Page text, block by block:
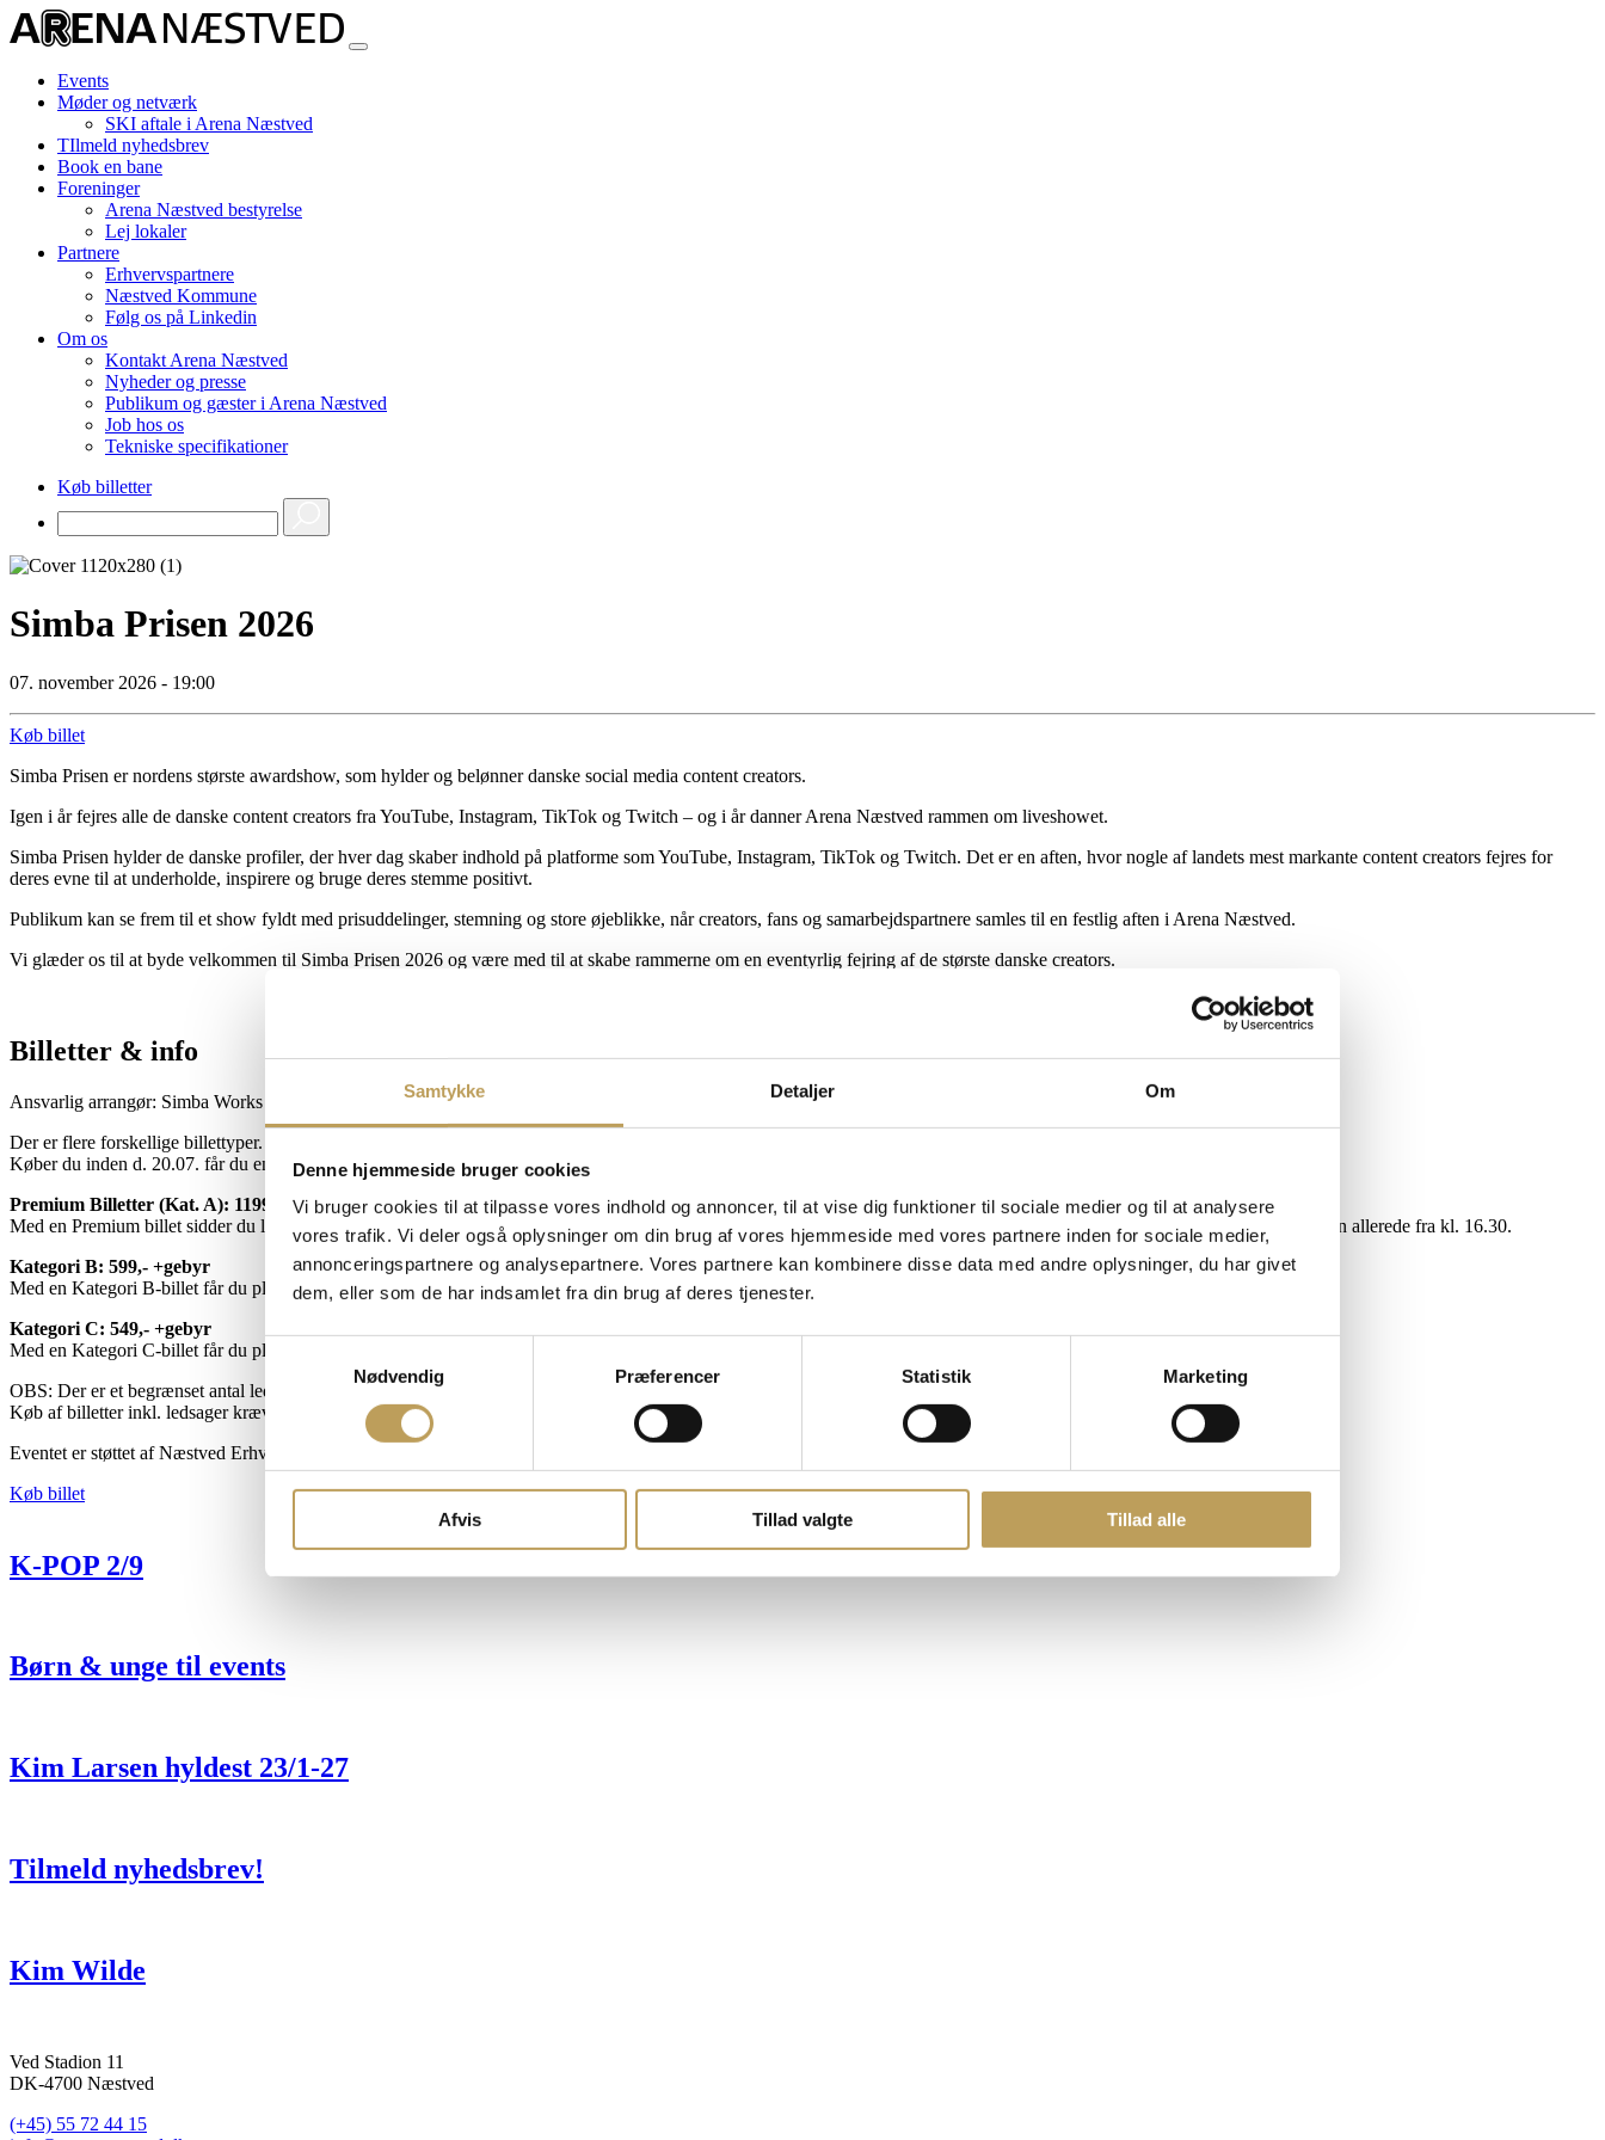
Samtykke Detaljer Om
Denne hjemmeside bruger cookies
Vi bruger cookies til at tilpasse vores indhold og annoncer, til at vise dig funktioner til sociale medier og til at analysere
vores trafik. Vi deler også oplysninger om din brug af vores hjemmeside med vores partnere inden for sociale medier,
annonceringspartnere og analysepartnere. Vores partnere kan kombinere disse data med andre oplysninger, du har givet
dem, eller som de har indsamlet fra din brug af deres tjenester.
Samtykkevalg
Nødvendig
Præferencer Statistik Marketing
Afvis Tillad valgte Tillad alle
Events
Møder og netværk
SKI aftale i Arena Næstved
TIlmeld nyhedsbrev
Book en bane
Foreninger
Arena Næstved bestyrelse
Lej lokaler
Partnere
Erhvervspartnere
Næstved Kommune
Følg os på Linkedin
Om os
Kontakt Arena Næstved
Nyheder og presse
Publikum og gæster i Arena Næstved
Job hos os
Tekniske specifikationer
Køb billetter
Søg
Simba Prisen 2026
07. november 2026 - 19:00
Køb billet
Simba Prisen er nordens største awardshow, som hylder og belønner danske social media content creators.
Igen i år fejres alle de danske content creators fra YouTube, Instagram, TikTok og Twitch – og i år danner Arena Næstved rammen om liveshowet.
Simba Prisen hylder de danske profiler, der hver dag skaber indhold på platforme som YouTube, Instagram, TikTok og Twitch. Det er en aften, hvor nogle af landets mest markante content creators fejres for
deres evne til at underholde, inspirere og bruge deres stemme positivt.
Publikum kan se frem til et show fyldt med prisuddelinger, stemning og store øjeblikke, når creators, fans og samarbejdspartnere samles til en festlig aften i Arena Næstved.
Vi glæder os til at byde velkommen til Simba Prisen 2026 og være med til at skabe rammerne om en eventyrlig fejring af de største danske creators.
Billetter & info
Ansvarlig arrangør: Simba Works ApS
Der er flere forskellige billettyper.
Køber du inden d. 20.07. får du en eksklusiv Earlybird rabat – men du skal være hurtig, der er begrænset Earlybird billetter!
Premium Billetter (Kat. A): 1199,- +gebyr
Med en Premium billet sidder du lige bag alle creators og de nominerede – på de forreste rækker på gulvet i salen. Du får adgang når alle stjernerne gør deres entré på guldløberen allerede fra kl. 16.30.
Kategori B: 599,- +gebyr
Med en Kategori B-billet får du plads lige bag Premium Billetterne på gulvet samt på tribune D.
Kategori C: 549,- +gebyr
Med en Kategori C-billet får du plads på de øvrige tribunepladser.
OBS: Der er et begrænset antal ledsagerbilletter til rådighed.
Køb af billetter inkl. ledsager kræver gyldigt ledsagerkort og købes via Ticketmasters Fansupport.
Eventet er støttet af Næstved Erhverv og Næstved Kommunes Eventpulje
Køb billet
K-POP 2/9
Børn & unge til events
Kim Larsen hyldest 23/1-27
Tilmeld nyhedsbrev!
Kim Wilde
Ved Stadion 11
DK-4700 Næstved
(+45) 55 72 44 15